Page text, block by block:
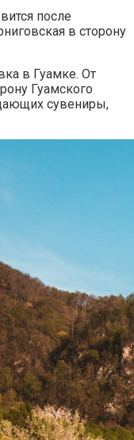
после
в сторону
в Гуамке. От
Гуамского
сувениры,